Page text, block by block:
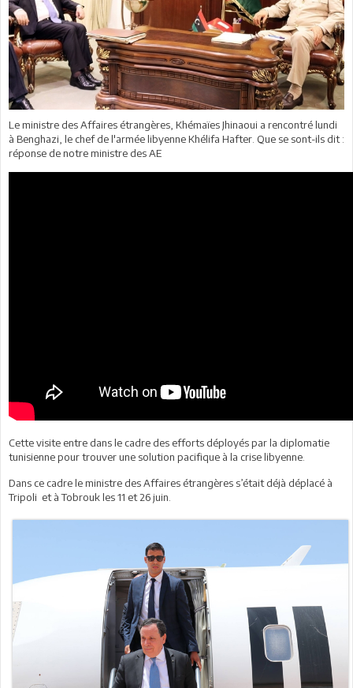
Le ministre des Affaires étrangères, Khémaïes Jhinaoui a rencontré lundi
à Benghazi, le chef de l'armée libyenne Khélifa Hafter. Que se sont-ils dit :
réponse de notre ministre des AE
Cette visite entre dans le cadre des efforts déployés par la diplomatie
tunisienne pour trouver une solution pacifique à la crise libyenne.
Dans ce cadre le ministre des Affaires étrangères s’était déjà déplacé à
Tripoli et à Tobrouk les 11 et 26 juin.